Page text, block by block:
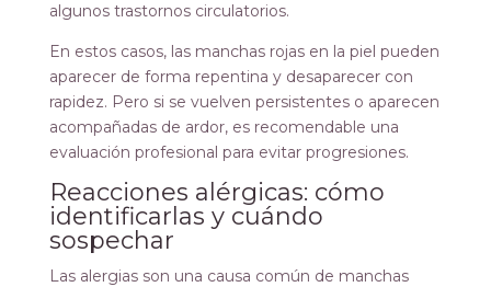
algunos trastornos circulatorios.
En estos casos, las manchas rojas en la piel pueden
aparecer de forma repentina y desaparecer con
rapidez. Pero si se vuelven persistentes o aparecen
acompañadas de ardor, es recomendable una
evaluación profesional para evitar progresiones.
Reacciones alérgicas: cómo
identificarlas y cuándo
sospechar
Las alergias son una causa común de manchas